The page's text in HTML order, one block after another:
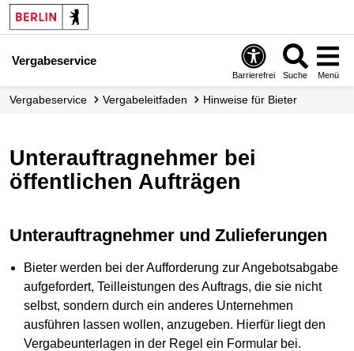
Vergabeservice
Barrierefrei Suche Menü
Vergabeservice Vergabe­leitfaden Hinweise für Bieter
Unterauftragnehmer bei
öffentlichen Aufträgen
Unterauftragnehmer und Zulieferungen
Bieter werden bei der Aufforderung zur Angebotsabgabe
aufgefordert, Teilleistungen des Auftrags, die sie nicht
selbst, sondern durch ein anderes Unternehmen
ausführen lassen wollen, anzugeben. Hierfür liegt den
Vergabeunterlagen in der Regel ein Formular bei.